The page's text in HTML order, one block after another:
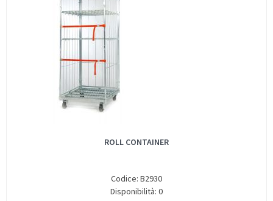
ROLL CONTAINER
Codice: B2930
Disponibilità: 0